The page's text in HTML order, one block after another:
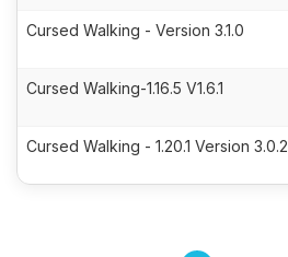
Cursed Walking - Version 3.1.0
Cursed Walking-1.16.5 V1.6.1
Cursed Walking - 1.20.1 Version 3.0.2